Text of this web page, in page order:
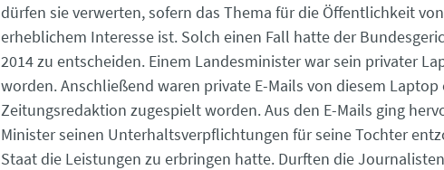
dürfen sie verwerten, sofern das Thema für die Öffentlichkeit
erheblichem Interesse ist. Solch einen Fall hatte der
2014 zu entscheiden. Einem Landesminister war sein privater
worden. Anschließend waren private E-Mails von diesem Laptop
Zeitungsredaktion zugespielt worden. Aus den E-Mails ging
Minister seinen Unterhaltsverpflichtungen für seine Tochter
Staat die Leistungen zu erbringen hatte. Durften die